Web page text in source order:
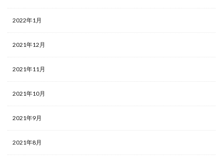
2022年1月
2021年12月
2021年11月
2021年10月
2021年9月
2021年8月